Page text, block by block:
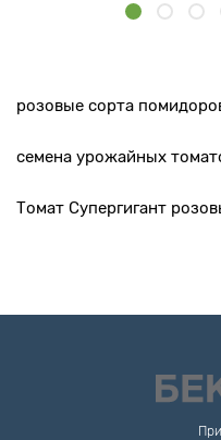
розовые сорта
семена урожайных
Томат Супергигант